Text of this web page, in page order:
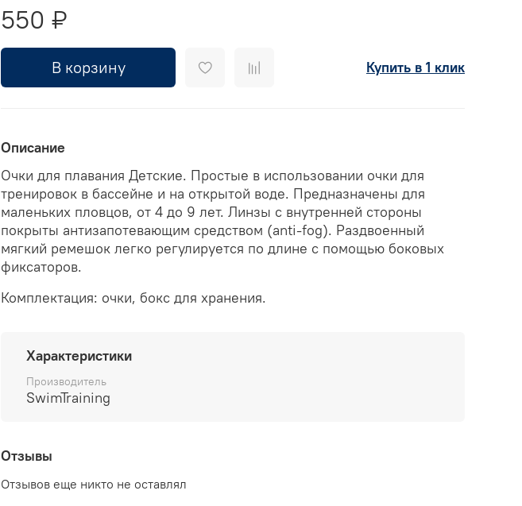
550 ₽
В корзину Купить в 1 клик
Описание
Очки для плавания Детские. Простые в использовании очки для
тренировок в бассейне и на открытой воде. Предназначены для
маленьких пловцов, от 4 до 9 лет. Линзы с внутренней стороны
покрыты антизапотевающим средством (anti-fog). Раздвоенный
мягкий ремешок легко регулируется по длине с помощью боковых
фиксаторов.
Комплектация: очки, бокс для хранения.
Характеристики
Производитель
SwimTraining
Отзывы
Отзывов еще никто не оставлял